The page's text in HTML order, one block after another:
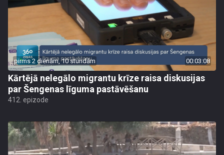
pirms 2 dienām, 10 stundām 00:03:08
Kārtējā nelegālo migrantu krīze raisa diskusijas
par Šengenas līguma pastāvēšanu
412. epizode